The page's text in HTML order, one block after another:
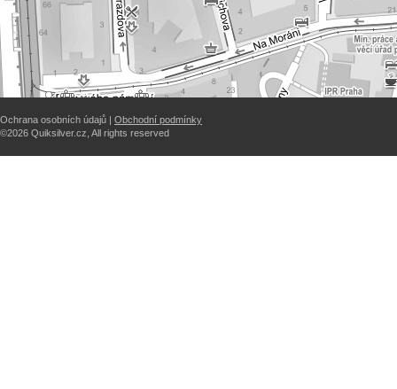
Ochrana osobních údajů | Obchodní podmínky
©2026 Quiksilver.cz, All rights reserved